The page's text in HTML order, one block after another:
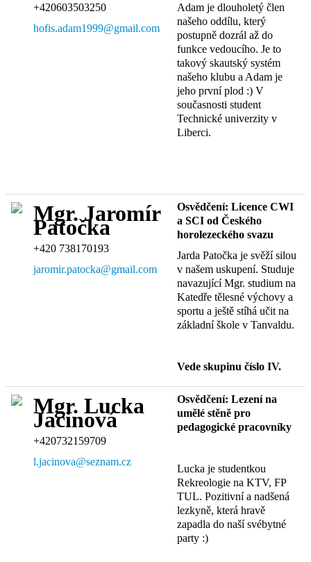
+420603503250
hofis.adam1999@gmail.com
Adam je dlouholetý člen
našeho oddílu, který
postupně dozrál až do
funkce vedoucího. Je to
takový skautský systém
našeho klubu a Adam je
jeho první plod :) V
současnosti student
Technické univerzity v
Liberci.
Mgr. Jaromír
Patočka
+420 738170193
jaromir.patocka@gmail.com
Osvědčení: Licence CWI
a SCI od Českého
horolezeckého svazu
Jarda Patočka je svěží silou
v našem uskupení. Studuje
navazující Mgr. studium na
Katedře tělesné výchovy a
sportu a ještě stíhá učit na
základní škole v Tanvaldu.
Vede skupinu číslo IV.
Mgr. Lucka
Jacinová
+420732159709
l.jacinova@seznam.cz
Osvědčení: Lezení na
umělé stěně pro
pedagogické pracovníky
Lucka je studentkou
Rekreologie na KTV, FP
TUL. Pozitivní a nadšená
lezkyně, která hravě
zapadla do naší svébytné
party :)